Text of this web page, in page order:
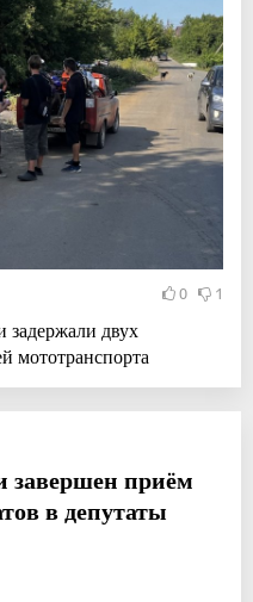
0 1
задержали двух
мототранспорта
завершен приём
в депутаты